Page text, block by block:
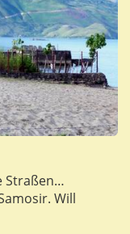
Straßen…
Will